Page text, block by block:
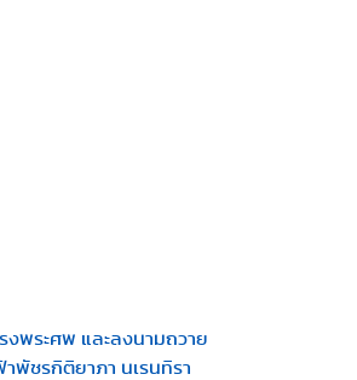
พระศพ และลงนามถวาย
าพัชรกิติยาภา นเรนทิรา